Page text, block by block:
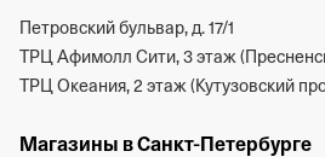
Петровский бульвар, д. 17/1
ТРЦ Афимолл Сити, 3 этаж
ТРЦ Океания, 2 этаж (Кутузовский
Магазины в Санкт-Петербурге